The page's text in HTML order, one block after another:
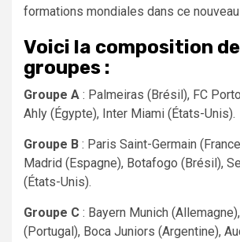
formations mondiales dans ce
Voici la composition
groupes :
Groupe A : Palmeiras (Brésil), FC
Ahly (Égypte), Inter Miami (États-Unis).
Groupe B : Paris Saint-Germain
Madrid (Espagne), Botafogo (Brésil),
(États-Unis).
Groupe C : Bayern Munich
(Portugal), Boca Juniors (Argentine),